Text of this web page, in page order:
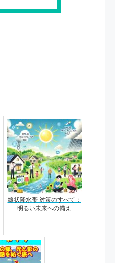
線状降水帯 対策のすべて：
明るい未来への備え